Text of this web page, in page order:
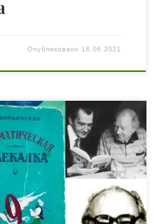
Опубликовано 18.06.2021
книгу «Математическая
ли имеет какое-то
Анастасьевич
любимому предмету еще
случайности»,
«Великие жизни в